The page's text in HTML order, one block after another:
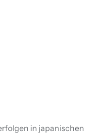
in japanischen